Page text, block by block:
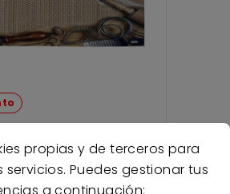
propias y de terceros para
servicios. Puedes gestionar tus
ÚNICO